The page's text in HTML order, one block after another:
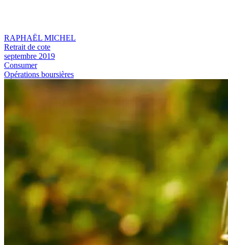
RAPHAËL MICHEL
Retrait de cote
septembre 2019
Consumer
Opérations boursières